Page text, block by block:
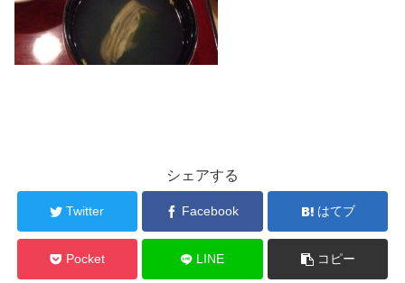
シェアする
Twitter Facebook はてブ
Pocket LINE コピー